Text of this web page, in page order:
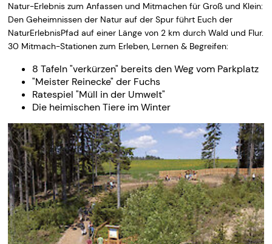
Natur-Erlebnis zum Anfassen und Mitmachen für Groß und Klein:
Den Geheimnissen der Natur auf der Spur führt Euch der
NaturErlebnisPfad auf einer Länge von 2 km durch Wald und Flur.
30 Mitmach-Stationen zum Erleben, Lernen & Begreifen:
8 Tafeln "verkürzen" bereits den Weg vom Parkplatz
"Meister Reinecke" der Fuchs
Ratespiel "Müll in der Umwelt"
Die heimischen Tiere im Winter